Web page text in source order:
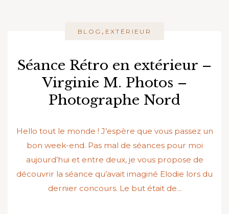
BLOG , EXTÉRIEUR
Séance Rétro en extérieur –
Virginie M. Photos –
Photographe Nord
Hello tout le monde ! J’espère que vous passez un
bon week-end. Pas mal de séances pour moi
aujourd’hui et entre deux, je vous propose de
découvrir la séance qu’avait imaginé Elodie lors du
dernier concours. Le but était de...